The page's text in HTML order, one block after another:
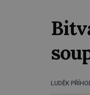
LUDĚK